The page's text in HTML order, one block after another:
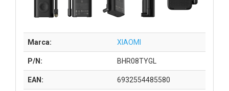
Marca: XIAOMI
P/N: BHR08TYGL
EAN: 6932554485580